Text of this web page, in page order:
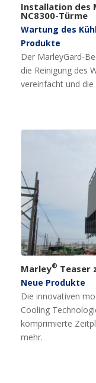
Installation des
NC8300-Türme
Wartung des
Produkte
Der MarleyGard-
die Reinigung des
vereinfacht und
Marley® Teaser
Neue Produkte
Die innovativen
Cooling
komprimierte
mehr.